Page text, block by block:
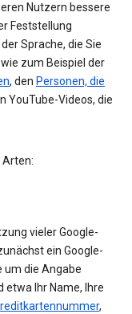
Nutzern bessere
Feststellung
Sprache, die Sie
zum Beispiel der
, den Personen, die
YouTube-Videos, die
vieler Google-
ein Google-
um die Angabe
etwa Ihr Name, Ihre
,